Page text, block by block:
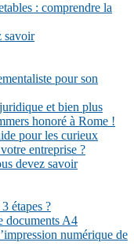
: comprendre la
savoir
pour son
et bien plus
honoré à Rome !
pour les curieux
entreprise ?
devez savoir
étapes ?
documents A4
numérique de